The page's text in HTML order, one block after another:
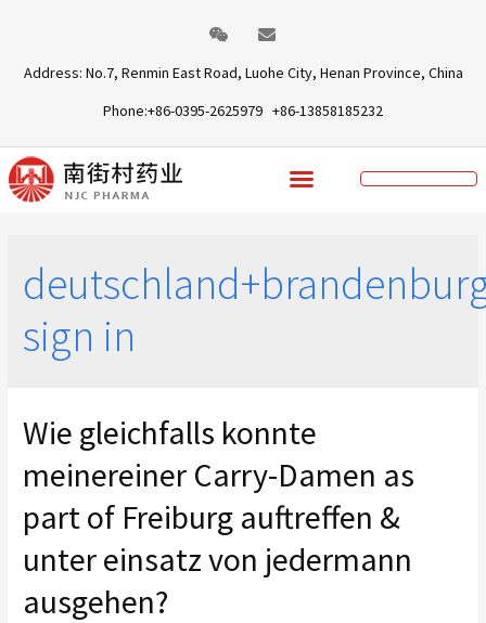
Address: No.7, Renmin East Road, Luohe City, Henan Province, China
Phone:+86-0395-2625979 +86-13858185232
sign in
Wie gleichfalls konnte
meinereiner Carry-Damen as
part of Freiburg auftreffen &
unter einsatz von jedermann
ausgehen?